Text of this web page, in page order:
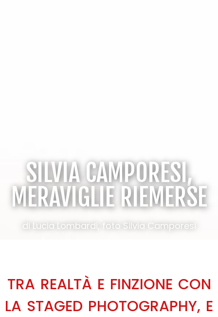
SILVIA CAMPORESI,
MERAVIGLIE RIEMERSE
di Lucia Lombardi, foto Silvia Camporesi
TRA REALTÀ E FINZIONE CON
LA STAGED PHOTOGRAPHY, E